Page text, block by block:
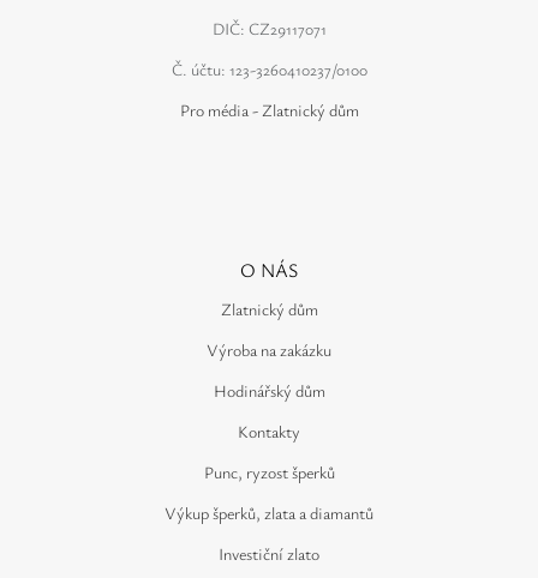
DIČ: CZ29117071
Č. účtu: 123-3260410237/0100
Pro média - Zlatnický dům
O NÁS
Zlatnický dům
Výroba na zakázku
Hodinářský dům
Kontakty
Punc, ryzost šperků
Výkup šperků, zlata a diamantů
Investiční zlato